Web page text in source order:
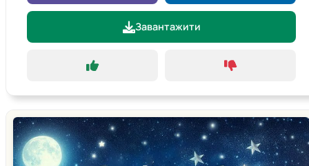
Завантажити